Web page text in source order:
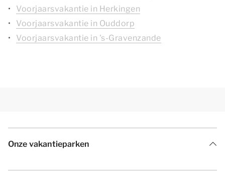
Voorjaarsvakantie in Herkingen
Voorjaarsvakantie in Ouddorp
Voorjaarsvakantie in 's-Gravenzande
Onze vakantieparken